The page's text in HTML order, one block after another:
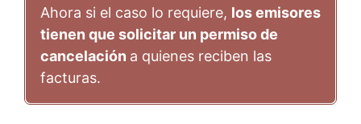
Ahora si el caso lo requiere, los emisores
tienen que solicitar un permiso de
cancelación a quienes reciben las
facturas.